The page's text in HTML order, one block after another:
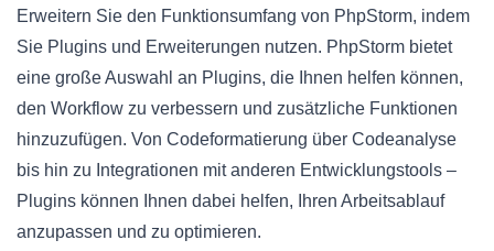
Erweitern Sie den Funktionsumfang von PhpStorm, indem
Sie Plugins und Erweiterungen nutzen. PhpStorm bietet
eine große Auswahl an Plugins, die Ihnen helfen können,
den Workflow zu verbessern und zusätzliche Funktionen
hinzuzufügen. Von Codeformatierung über Codeanalyse
bis hin zu Integrationen mit anderen Entwicklungstools –
Plugins können Ihnen dabei helfen, Ihren Arbeitsablauf
anzupassen und zu optimieren.